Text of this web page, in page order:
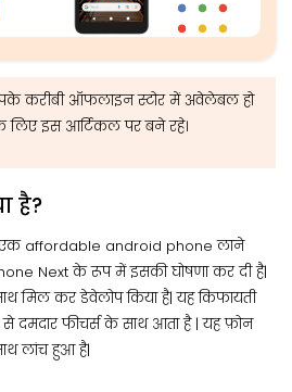
करीबी ऑफलाइन स्टोर में अवेलेबल हो
लिए इस आर्टिकल पर बने रहे।
है?
एक affordable android phone लाने
Next के रूप में इसकी घोषणा कर दी है|
मिल कर डेवेलोप किया है| यह किफायती
दमदार फीचर्स के साथ आता है | यह फ़ोन
लांच हुआ है|